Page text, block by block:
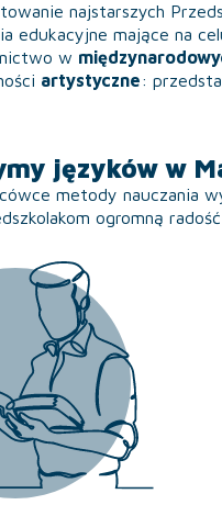
najstarszych
edukacyjne mające na
w
artystyczne:
języków w
metody nauczania
ogromną